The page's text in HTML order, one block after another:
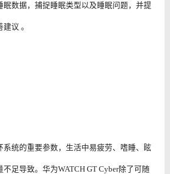
眠数据，捕捉睡眠类型以及睡眠问题，并提
议 。
系统的重要参数，生活中易疲劳、嗜睡、眩
足导致。华为WATCH GT Cyber除了可随